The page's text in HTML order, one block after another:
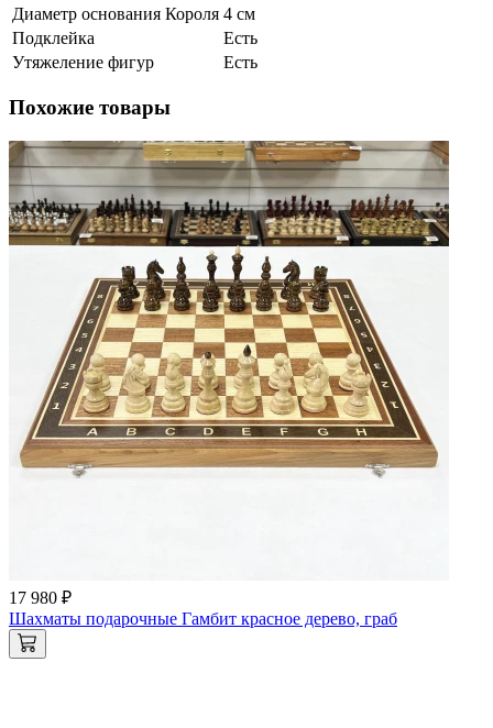
Диаметр основания Короля 4 см
Подклейка
Есть
Утяжеление фигур
Есть
Похожие товары
17 980 ₽
Шахматы подарочные Гамбит красное дерево, граб